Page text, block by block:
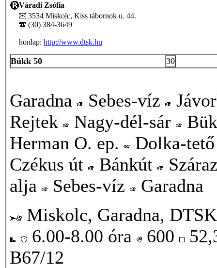
Váradi Zsófia
3534 Miskolc, Kiss tábornok u. 44.
(30) 384-3649
honlap: http://www.dtsk.hu
Bükk 50 30
Garadna Sebes-víz
Rejtek
Nagy-dél-sár
Herman O. ep.
Dolka-
Czékus út
Bánkút
alja
Sebes-víz
Garadna
Miskolc, Garadna,
6.00-8.00 óra
600
B67/12